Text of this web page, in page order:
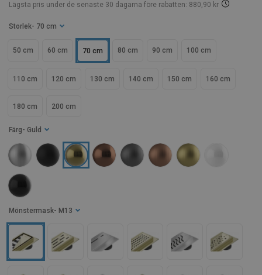
Lägsta pris under de senaste 30 dagarna före rabatten: 880,90 kr
Storlek - 70 cm
50 cm 60 cm 70 cm 80 cm 90 cm 100 cm
110 cm 120 cm 130 cm 140 cm 150 cm 160 cm
180 cm 200 cm
Färg - Guld
Mönstermask - M13